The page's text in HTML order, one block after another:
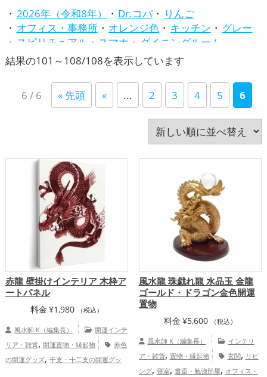
2026年（令和8年）
Dr.コパ
りんご
オフィス・事務所
オレンジ色 キッチン
グレー
スピリチュアル
スマホ
ダイニングルーム
トイレ
バスルーム パワースポット
ファッション開運術
ベージュ
リビング
七福神
兎・卯年（うどし）
八卦鏡（八角形の鏡）ミラー
占い
招き猫
旧2025年（令和7年）
書斎・勉強部屋
李家幽竹 梟(ふくろう)
水色
瓢箪(ひょうたん) 神社仏閣
緑色 美容
蛇・巳年（みどし）
蛙(カエル)
赤色 銀色
青色
風水・家相
飲食店 馬・午年（うまどし）
龍・辰年（たつどし）
結果の101～108/108を表示しています新
順
6 / 6 « 先頭 « ... 2 3 4 5 6
赤龍 壁掛けインテリア 木枠ア
ートパネル
料金 ¥1,980 （税込）
風水師 K（編集長）
開運インテ
リア・雑貨, 開運置物・縁起物
赤色
の開運グッズ, 干支・十二支の開運グッ
風水龍 珠戯れ龍 水晶玉 金龍
ゴールド・ドラゴン金色開運
置物
料金 ¥5,600 （税込）
風水師 K（編集長）
インテリ
ア・雑貨, 置物・縁起物 玄関, リビ
ング, 寝室, 書斎・勉強部屋, オフィス・